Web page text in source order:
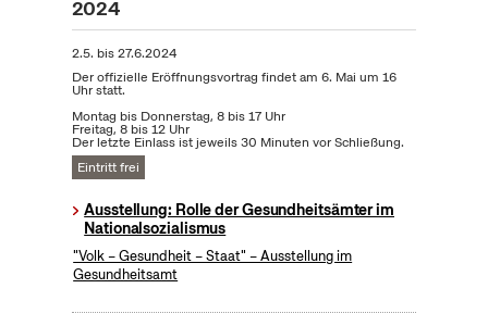
2024
2.5. bis27.6.2024
Der offizielle Eröffnungsvortrag findet am 6. Mai um 16
Uhr statt.
Montag bis Donnerstag, 8 bis 17 Uhr
Freitag, 8 bis 12 Uhr
Der letzte Einlass ist jeweils 30 Minuten vor Schließung.
Eintritt frei
Ausstellung: Rolle der Gesundheitsämter im
Nationalsozialismus
"Volk – Gesundheit – Staat" – Ausstellung im
Gesundheitsamt